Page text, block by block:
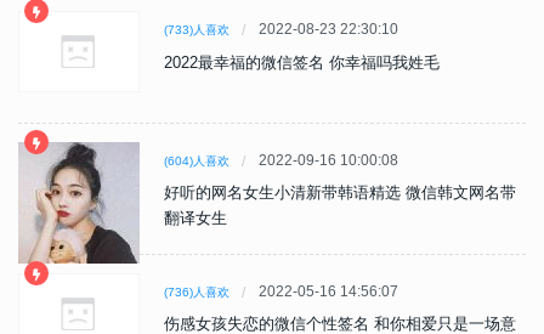
(733)人喜欢 2022-08-23 22:30:10
2022最幸福的微信签名 你幸福吗我姓毛
(604)人喜欢 2022-09-16 10:00:08
好听的网名女生小清新带韩语精选 微信韩文网名带
翻译女生
(736)人喜欢 2022-05-16 14:56:07
伤感女孩失恋的微信个性签名 和你相爱只是一场意